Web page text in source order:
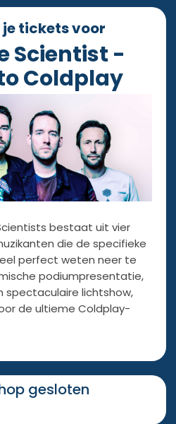
je tickets voor
Scientist -
Coldplay
bestaat uit vier
die de specifieke
perfect weten neer te
podiumpresentatie,
spectaculaire lichtshow,
de ultieme Coldplay-
gesloten